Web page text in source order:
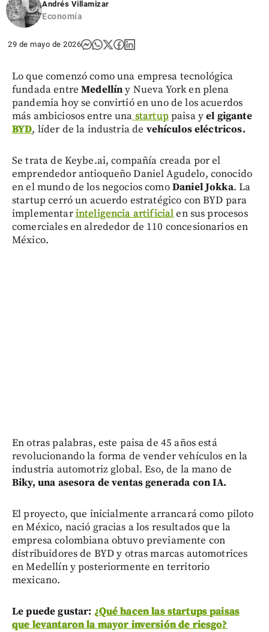
Andrés Villamizar
Economía
29 de mayo de 2026
Lo que comenzó como una empresa tecnológica
fundada entre Medellíny Nueva York en plena
pandemia hoy se convirtió en uno de los acuerdos
más ambiciosos entre una startuppaisa yel gigante
BYD, líder de la industria de vehículos eléctricos.
Se trata de Keybe.ai, compañía creada por el
emprendedor antioqueño Daniel Agudelo, conocido
en el mundo de los negocios comoDaniel Jokka. La
startup cerró un acuerdo estratégico con BYD para
implementarinteligencia artificialen sus procesos
comerciales en alrededor de 110 concesionarios en
México.
En otras palabras, este paisa de 45 años está
revolucionando la forma de vender vehículos en la
industria automotriz global. Eso, de la mano de
Biky, una asesora de ventas generada con IA.
El proyecto, que inicialmente arrancará como piloto
en México, nació gracias a los resultados que la
empresa colombiana obtuvo previamente con
distribuidores de BYD y otras marcas automotrices
en Medellín y posteriormente en territorio
mexicano.
Le puede gustar: ¿Qué hacen las startups paisas
que levantaron la mayor inversión de riesgo?